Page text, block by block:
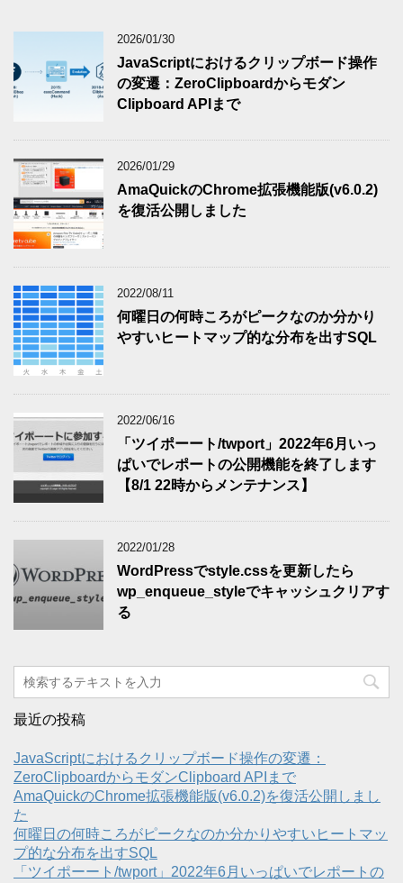
2026/01/30
JavaScriptにおけるクリップボード操作
の変遷：ZeroClipboardからモダン
Clipboard APIまで
2026/01/29
AmaQuickのChrome拡張機能版(v6.0.2)
を復活公開しました
2022/08/11
何曜日の何時ころがピークなのか分かり
やすいヒートマップ的な分布を出すSQL
2022/06/16
「ツイポーート/twport」2022年6月いっ
ぱいでレポートの公開機能を終了します
【8/1 22時からメンテナンス】
2022/01/28
WordPressでstyle.cssを更新したら
wp_enqueue_styleでキャッシュクリアす
る
最近の投稿
JavaScriptにおけるクリップボード操作の変遷：
ZeroClipboardからモダンClipboard APIまで
AmaQuickのChrome拡張機能版(v6.0.2)を復活公開しまし
た
何曜日の何時ころがピークなのか分かりやすいヒートマッ
プ的な分布を出すSQL
「ツイポーート/twport」2022年6月いっぱいでレポートの